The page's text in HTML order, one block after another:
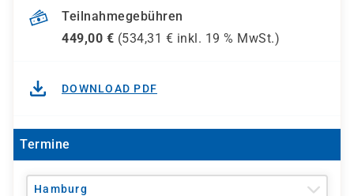
Teilnahmegebühren
449,00 € (534,31 € inkl. 19 % MwSt.)
DOWNLOAD PDF
Termine
Hamburg